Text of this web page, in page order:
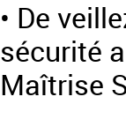
• De
sécurité
Maîtrise